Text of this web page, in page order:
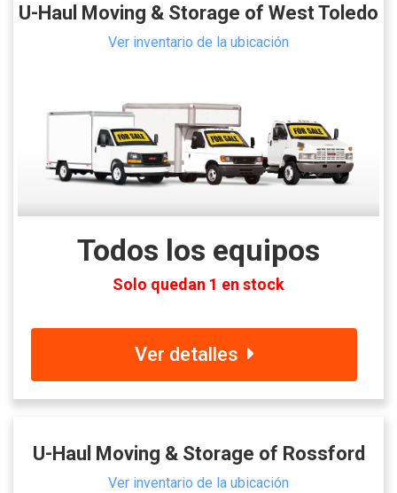
U-Haul Moving & Storage of West Toledo
Ver inventario de la ubicación
Todos los equipos
Solo quedan 1 en stock
Ver detalles
U-Haul Moving & Storage of Rossford
Ver inventario de la ubicación